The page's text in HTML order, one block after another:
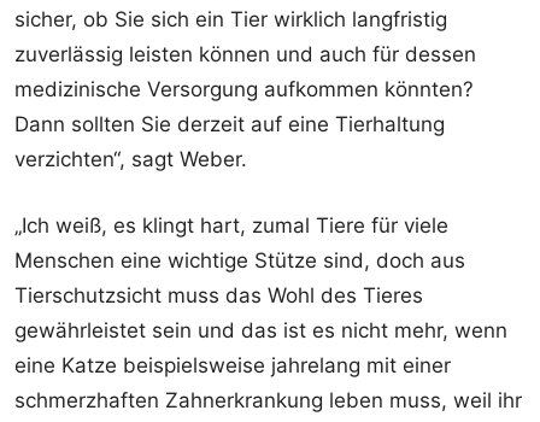
sicher, ob Sie sich ein Tier wirklich langfristig
zuverlässig leisten können und auch für dessen
medizinische Versorgung aufkommen könnten?
Dann sollten Sie derzeit auf eine Tierhaltung
verzichten“, sagt Weber.
„Ich weiß, es klingt hart, zumal Tiere für viele
Menschen eine wichtige Stütze sind, doch aus
Tierschutzsicht muss das Wohl des Tieres
gewährleistet sein und das ist es nicht mehr, wenn
eine Katze beispielsweise jahrelang mit einer
schmerzhaften Zahnerkrankung leben muss, weil ihr